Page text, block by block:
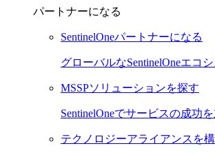
パートナーになる
SentinelOneパートナーになる
グローバルなSentinelOneエコ
MSSPソリューションを探す
SentinelOneでサービスの成功
テクノロジーアライアンスを